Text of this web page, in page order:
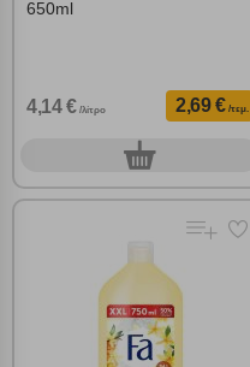
650ml
4,14 € /λίτρο 2,69 € /τεμ.
0τεμ.